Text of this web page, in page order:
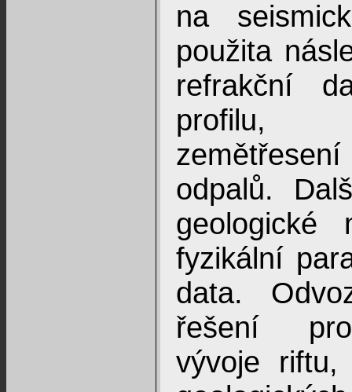
na
použita
refrakční
profilu,
odpalů.
fyzikální
data.
řešení
vývoje riftu,